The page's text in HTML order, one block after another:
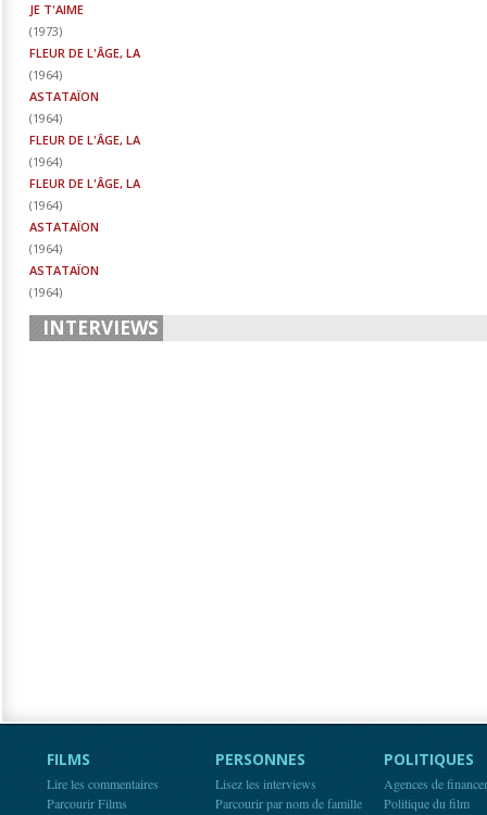
JE T'AIME
(1973)
FLEUR DE L'ÂGE, LA
(1964)
ASTATAÏON
(1964)
FLEUR DE L'ÂGE, LA
(1964)
FLEUR DE L'ÂGE, LA
(1964)
ASTATAÏON
(1964)
ASTATAÏON
(1964)
INTERVIEWS
FILMS
Lire les commentaires
Parcourir Films
PERSONNES
Lisez les interviews
Parcourir par nom de famille
POLITIQUES
Agences de
Politique du film